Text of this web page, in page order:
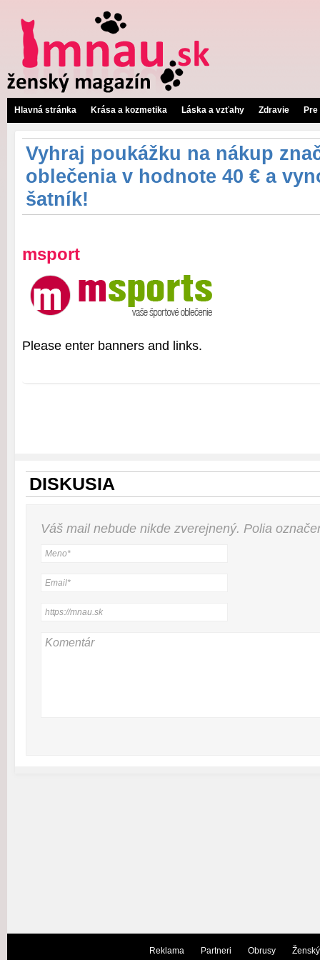
Hlavná stránka Krása a kozmetika Láska a vzťahy Zdravie
Vyhraj poukážku na nákup
oblečenia v hodnote 40 € a
šatník!
msport
Please enter banners and links.
DISKUSIA
Váš mail nebude nikde zverejnený. Polia
Reklama Partneri Obrusy